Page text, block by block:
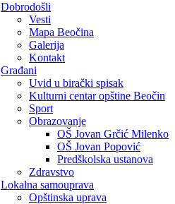
Dobrodošli
Vesti
Mapa Beočina
Galerija
Kontakt
Građani
Uvid u birački spisak
Kulturni centar opštine Beočin
Sport
Obrazovanje
OŠ Jovan Grčić Milenko
OŠ Jovan Popović
Predškolska ustanova
Zdravstvo
Lokalna samouprava
Opštinska uprava